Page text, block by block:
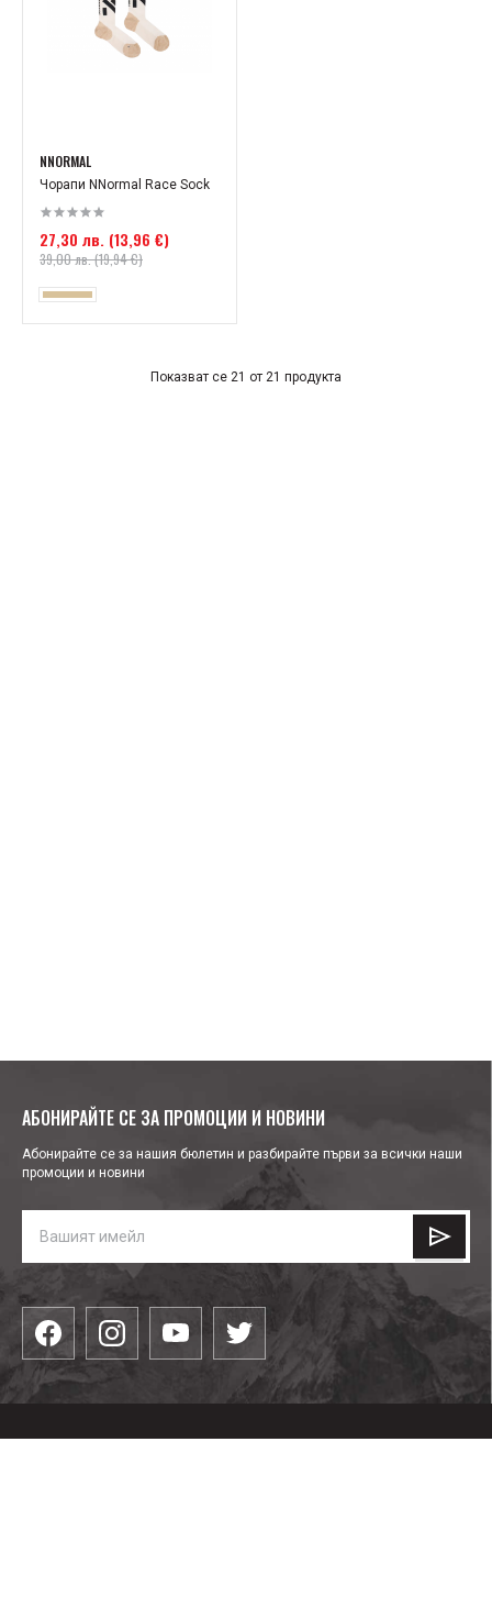
NNORMAL
Чорапи NNormal Race Sock
27,30 лв. (13,96 €)
39,00 лв. (19,94 €)
Показват се 21 от 21 продукта
АБОНИРАЙТЕ СЕ ЗА ПРОМОЦИИ И НОВИНИ
Абонирайте се за нашия бюлетин и разбирайте първи за всички наши
промоции и новини